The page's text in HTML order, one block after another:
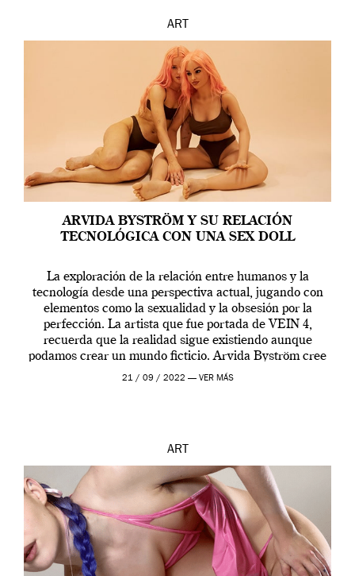
ART
ARVIDA BYSTRÖM Y SU RELACIÓN
TECNOLÓGICA CON UNA SEX DOLL
La exploración de la relación entre humanos y la
tecnología desde una perspectiva actual, jugando con
elementos como la sexualidad y la obsesión por la
perfección. La artista que fue portada de VEIN 4,
recuerda que la realidad sigue existiendo aunque
podamos crear un mundo ficticio. Arvida Byström cree
que los humanos tienen un complejo […]
21 / 09 / 2022 — VER MÁS
ART